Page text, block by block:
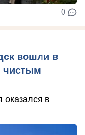
0
вошли в
чистым
оказался в